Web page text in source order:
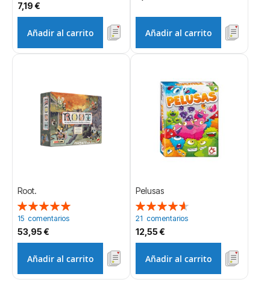
7,19 €
Añadir al carrito Añadir al carrito
Root.
Valoración:
100%
15 comentarios
53,95 €
Añadir al carrito
Pelusas
Valoración:
93%
21 comentarios
12,55 €
Añadir al carrito